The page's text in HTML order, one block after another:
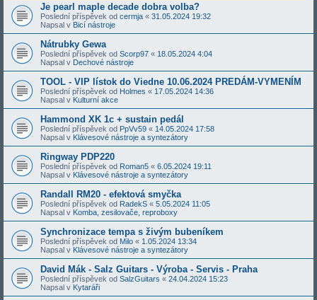
Je pearl maple decade dobra volba?
Poslední příspěvek od cermja « 31.05.2024 19:32
Napsal v Bicí nástroje
Nátrubky Gewa
Poslední příspěvek od Scorp97 « 18.05.2024 4:04
Napsal v Dechové nástroje
TOOL - VIP lístok do Viedne 10.06.2024 PREDÁM-VYMENÍM
Poslední příspěvek od Holmes « 17.05.2024 14:36
Napsal v Kulturní akce
Hammond XK 1c + sustain pedál
Poslední příspěvek od PpVv59 « 14.05.2024 17:58
Napsal v Klávesové nástroje a syntezátory
Ringway PDP220
Poslední příspěvek od Roman5 « 6.05.2024 19:11
Napsal v Klávesové nástroje a syntezátory
Randall RM20 - efektová smyčka
Poslední příspěvek od RadekS « 5.05.2024 11:05
Napsal v Komba, zesilovače, reproboxy
Synchronizace tempa s živým bubeníkem
Poslední příspěvek od Milo « 1.05.2024 13:34
Napsal v Klávesové nástroje a syntezátory
David Mák - Salz Guitars - Výroba - Servis - Praha
Poslední příspěvek od SalzGuitars « 24.04.2024 15:23
Napsal v Kytaráři